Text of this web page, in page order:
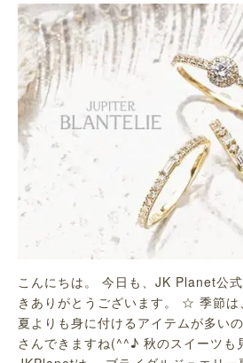
こんにちは。 今日も、JK Planet公
きありがとうございます。 ☆ 季節は
夏よりも身に付けるアイテムが多い
さんできますね(^^♪ 秋のスイーツ